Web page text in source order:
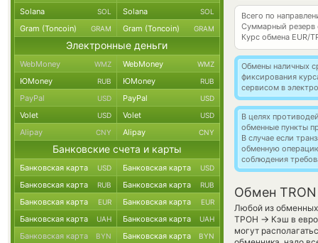
Всего по
Суммарный резерв
Курс обмена EUR/
Обмены наличных
фиксирования
сервисом в
В целях
обменные пункты
В случае если
обменную
соблюдения
Обмен TRON
Любой из обменных
ТРОН → Кэш в
могут
Solana SOL Solana SOL
Gram (Toncoin) GRAM Gram (Toncoin) GRAM
Электронные деньги
WebMoney WMZ WebMoney WMZ
ЮMoney RUB ЮMoney RUB
PayPal USD PayPal USD
Volet USD Volet USD
Alipay CNY Alipay CNY
Банковские счета и карты
Банковская карта USD Банковская карта USD
Банковская карта RUB Банковская карта RUB
Банковская карта EUR Банковская карта EUR
Банковская карта UAH Банковская карта UAH
Банковская карта BYN Банковская карта BYN